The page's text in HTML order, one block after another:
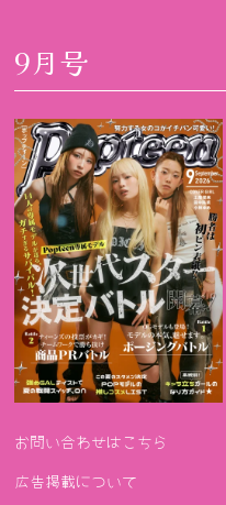
9月号
お問い合わせはこちら
広告掲載について